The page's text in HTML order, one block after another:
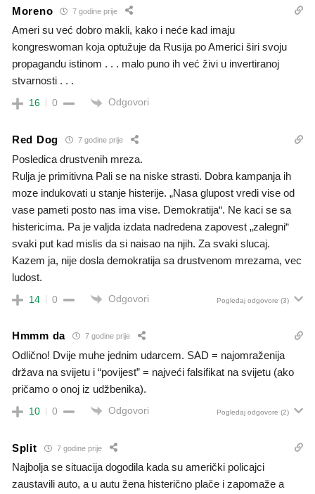
Moreno 7 godine prije
Ameri su već dobro makli, kako i neće kad imaju
kongreswoman koja optužuje da Rusija po Americi širi svoju
propagandu istinom . . . malo puno ih već živi u invertiranoj
stvarnosti . . .
16 0 Odgovori
Red Dog 7 godine prije
Posledica drustvenih mreza.
Rulja je primitivna Pali se na niske strasti. Dobra kampanja ih
moze indukovati u stanje histerije. „Nasa glupost vredi vise od
vase pameti posto nas ima vise. Demokratija“. Ne kaci se sa
histericima. Pa je valjda izdata nadredena zapovest „zalegni“
svaki put kad mislis da si naisao na njih. Za svaki slucaj.
Kazem ja, nije dosla demokratija sa drustvenom mrezama, vec
ludost.
14 0 Odgovori Pogledaj odgovore (3)
Hmmm da 7 godine prije
Odlično! Dvije muhe jednim udarcem. SAD = najomraženija
država na svijetu i “povijest” = najveći falsifikat na svijetu (ako
pričamo o onoj iz udžbenika).
10 0 Odgovori Pogledaj odgovore (2)
Split 7 godine prije
Najbolja se situacija dogodila kada su američki policajci
zaustavili auto, a u autu žena histerično plače i zapomaže a